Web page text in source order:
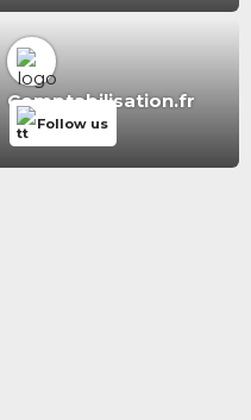
Comptabilisation.fr
Follow us